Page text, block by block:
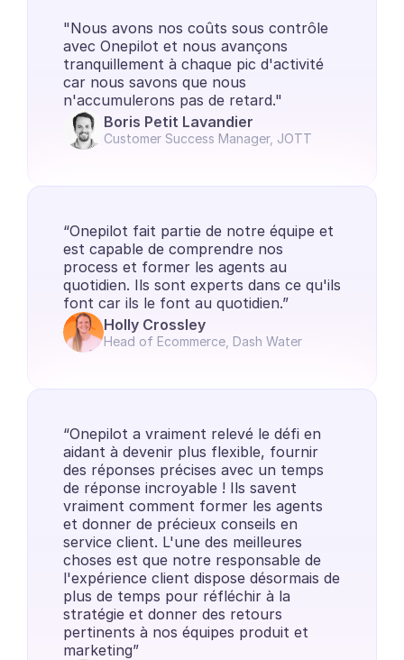
"Nous avons nos coûts sous contrôle
avec Onepilot et nous avançons
tranquillement à chaque pic d'activité
car nous savons que nous
n'accumulerons pas de retard."
Boris Petit Lavandier
Customer Success Manager, JOTT
“Onepilot fait partie de notre équipe et
est capable de comprendre nos
process et former les agents au
quotidien. Ils sont experts dans ce qu'ils
font car ils le font au quotidien.”
Holly Crossley
Head of Ecommerce, Dash Water
“Onepilot a vraiment relevé le défi en
aidant à devenir plus flexible, fournir
des réponses précises avec un temps
de réponse incroyable ! Ils savent
vraiment comment former les agents
et donner de précieux conseils en
service client. L'une des meilleures
choses est que notre responsable de
l'expérience client dispose désormais de
plus de temps pour réfléchir à la
stratégie et donner des retours
pertinents à nos équipes produit et
marketing”